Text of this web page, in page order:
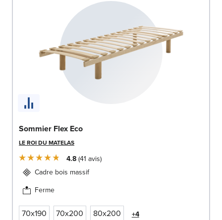
Sommier Flex Eco
LE ROI DU MATELAS
4.8 41 avis
Cadre bois massif
Ferme
70x190 70x200 80x200 +4